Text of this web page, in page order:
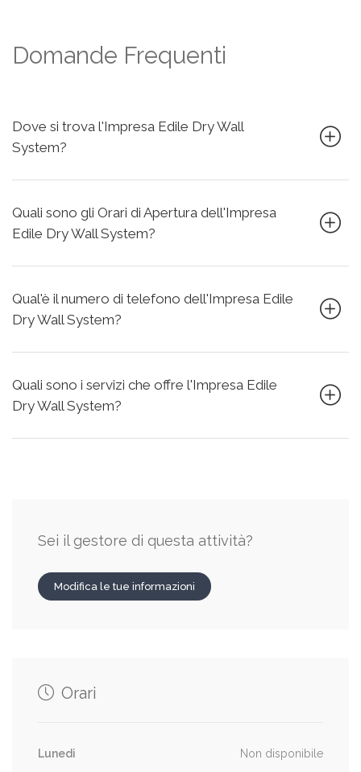
Domande Frequenti
Dove si trova l'Impresa Edile Dry Wall
System?
Quali sono gli Orari di Apertura dell'Impresa
Edile Dry Wall System?
Qual'è il numero di telefono dell'Impresa Edile
Dry Wall System?
Quali sono i servizi che offre l'Impresa Edile
Dry Wall System?
Sei il gestore di questa attività?
Modifica le tue informazioni
Orari
Lunedi
Non disponibile